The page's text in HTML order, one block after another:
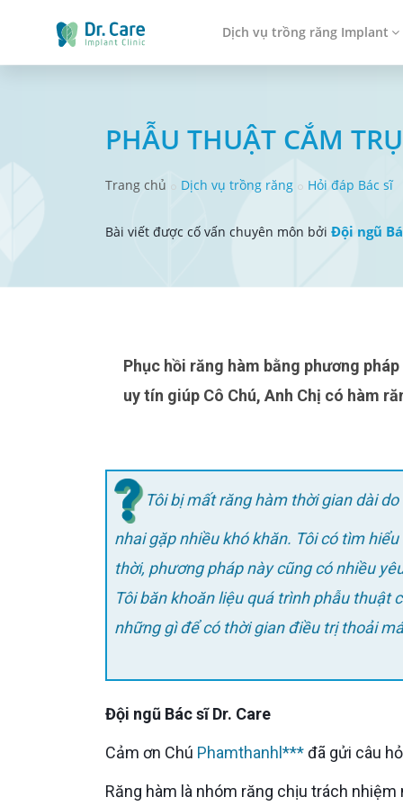
Dịch vụ trồng răng Implant
PHẪU THUẬT CẮM
Trang chủ Dịch vụ trồng răng Hỏi đáp Bác sĩ
Bài viết được cố vấn chuyên môn bởi Đội ngũ
Phục hồi răng hàm bằng phương pháp trồng răng Implant an toàn, không đau nhức tại Nha khoa
uy tín giúp Cô Chú, Anh Chị có hàm
Tôi bị mất răng hàm thời gian dài
nhai gặp nhiều khó khăn. Tôi có tìm
thời, phương pháp này cũng có nhiều
Tôi băn khoăn liệu quá trình phẫu thuật cắm trụ Implant răng hàm có đau không? Tôi cần chuẩn bị
những gì để có thời gian điều trị thoải
Đội ngũ Bác sĩ Dr. Care
Cảm ơn Chú Phamthanhl***đã gửi câu
Răng hàm là nhóm răng chịu trách nhiệm nhai nghiền chính trên hàm. Khi bị thiếu một trong những răng